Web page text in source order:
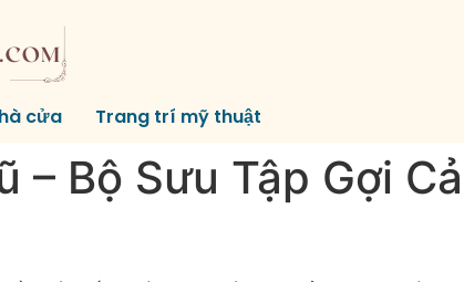
cửa Trang trí mỹ thuật
– Bộ Sưu Tập Gợi